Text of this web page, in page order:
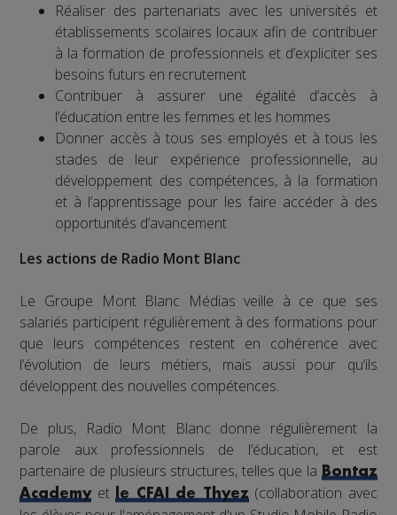
Réaliser des partenariats avec les universités et
établissements scolaires locaux afin de contribuer
à la formation de professionnels et d’expliciter ses
besoins futurs en recrutement
Contribuer à assurer une égalité d’accès à
l’éducation entre les femmes et les hommes
Donner accès à tous ses employés et à tous les
stades de leur expérience professionnelle, au
développement des compétences, à la formation
et à l’apprentissage pour les faire accéder à des
opportunités d’avancement
Les actions de Radio Mont Blanc
Le Groupe Mont Blanc Médias veille à ce que ses
salariés participent régulièrement à des formations pour
que leurs compétences restent en cohérence avec
l’évolution de leurs métiers, mais aussi pour qu’ils
développent des nouvelles compétences.
De plus, Radio Mont Blanc donne régulièrement la
parole aux professionnels de l’éducation, et est
partenaire de plusieurs structures, telles que la Bontaz
Academyetle CFAI de Thyez(collaboration avec